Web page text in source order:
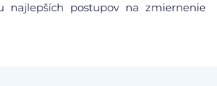
najlepších postupov na zmiernenie